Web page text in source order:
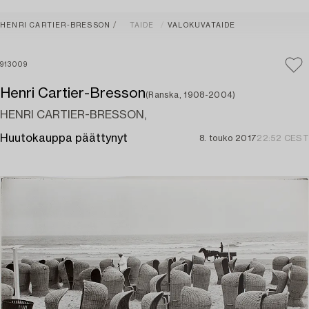
HENRI CARTIER-BRESSON TAIDE VALOKUVATAIDE
913009
Henri Cartier-Bresson(Ranska, 1908-2004)
HENRI CARTIER-BRESSON,
Huutokauppa päättynyt 8. touko 201722:52 CEST